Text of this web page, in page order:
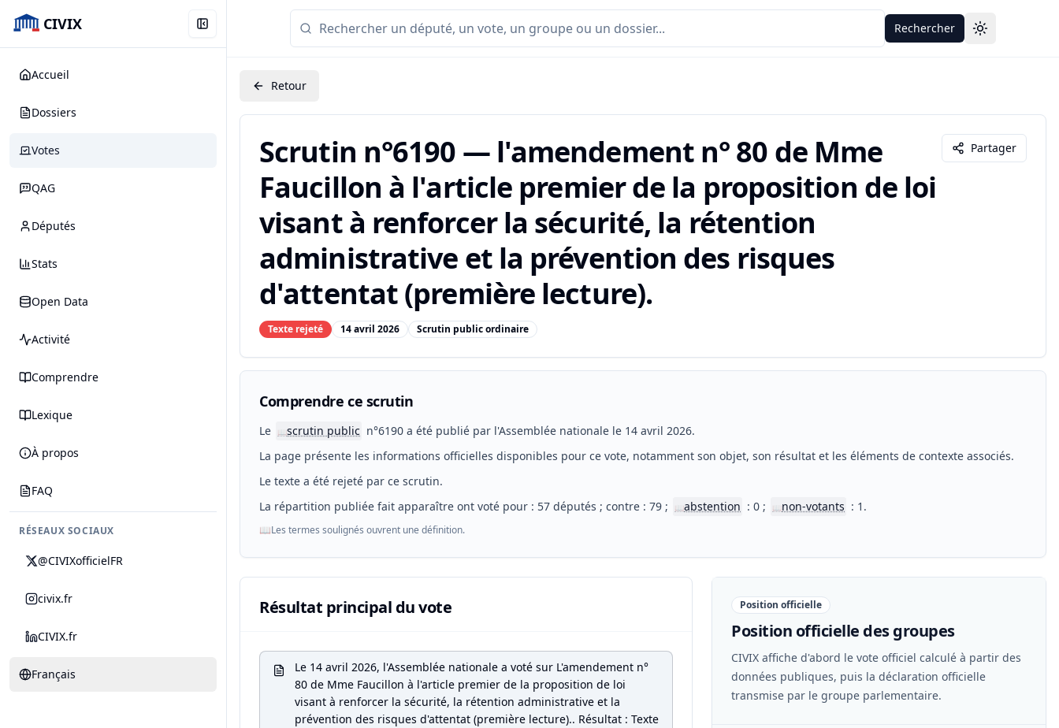
CIVIX
Accueil
Dossiers
Votes
QAG
Députés
Stats
Open Data
Activité
Comprendre
Lexique
À propos
FAQ
RÉSEAUX SOCIAUX
@CIVIXofficielFR
civix.fr
CIVIX.fr
Français
Rechercher Toggle theme
Retour
Scrutin n°6190 — l'amendement n° 80 de Mme
Faucillon à l'article premier de la proposition de loi
visant à renforcer la sécurité, la rétention
administrative et la prévention des risques
d'attentat (première lecture).
Texte rejeté 14 avril 2026 Scrutin public ordinaire
Partager
Comprendre ce scrutin
Le 📖scrutin public n°6190 a été publié par l'Assemblée nationale le 14 avril 2026.
La page présente les informations officielles disponibles pour ce vote, notamment son objet, son résultat et les éléments de contexte associés.
Le texte a été rejeté par ce scrutin.
La répartition publiée fait apparaître ont voté pour : 57 députés ; contre : 79 ;
📖abstention : 0 ; 📖non-votants : 1.
📖Les termes soulignés ouvrent une définition.
Résultat principal du vote
Le 14 avril 2026, l'Assemblée nationale a voté sur L'amendement n°
80 de Mme Faucillon à l'article premier de la proposition de loi
visant à renforcer la sécurité, la rétention administrative et la
prévention des risques d'attentat (première lecture).. Résultat : Texte
Position officielle
Position officielle des groupes
CIVIX affiche d'abord le vote officiel calculé à partir des
données publiques, puis la déclaration officielle
transmise par le groupe parlementaire.